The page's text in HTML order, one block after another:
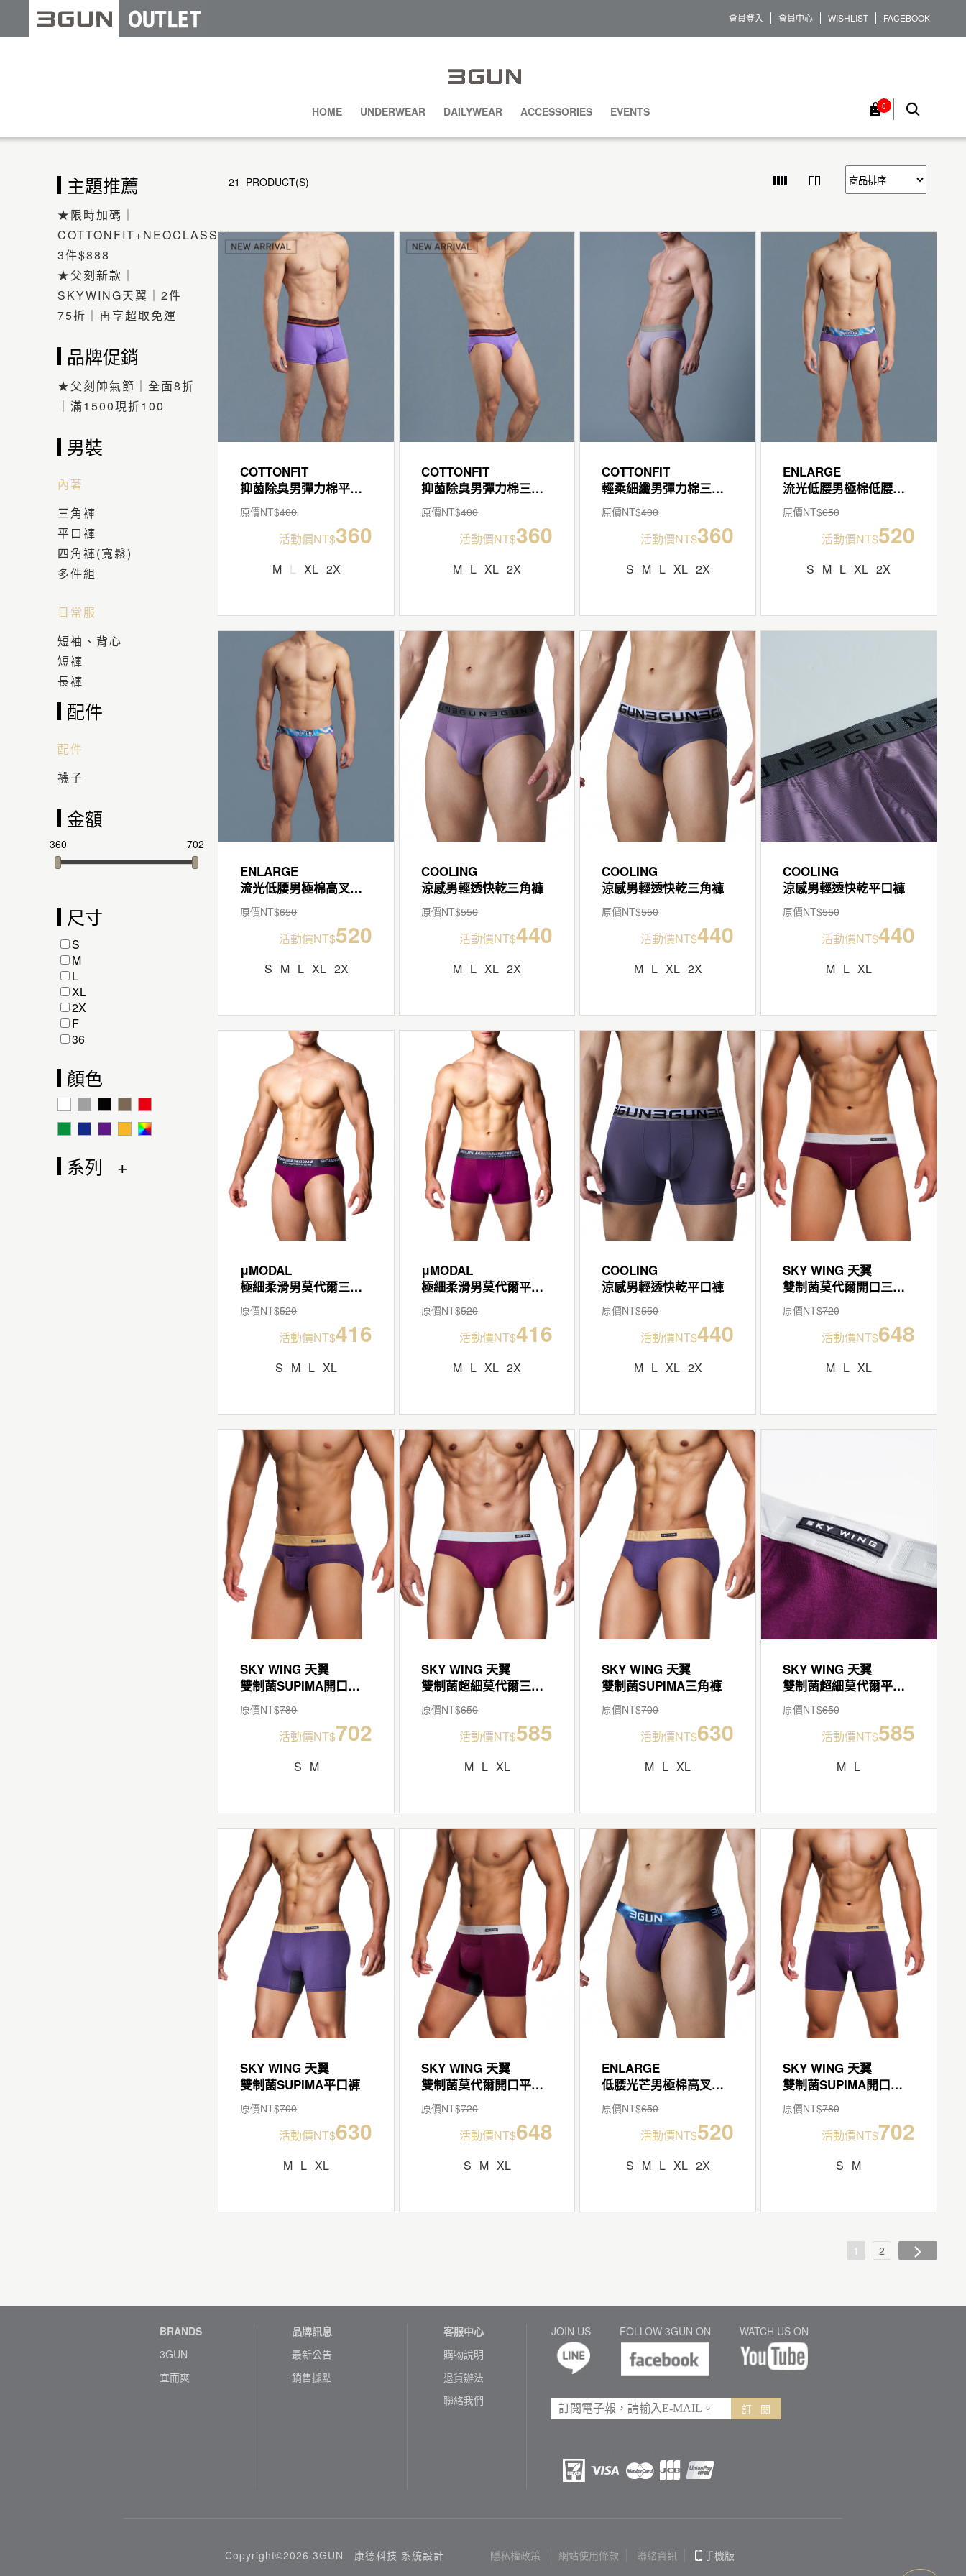
會員登入 會員中心 WISHLIST FACEBOOK
HOME UNDERWEAR DAILYWEAR ACCESSORIES EVENTS 0
主題推薦
★限時加碼｜
COTTONFIT+NEOCLASSIC
3件$888
★父刻新款｜
SKYWING天翼｜2件
75折｜再享超取免運
品牌促銷
★父刻帥氣節｜全面8折
｜滿1500現折100
男裝
內著
三角褲
平口褲
四角褲(寬鬆)
多件組
日常服
短袖、背心
短褲
長褲
配件
配件
襪子
金額
360 702
尺寸
S
M
L
XL
2X
F
36
顏色
系列
21 PRODUCT(S)
COTTONFIT
抑菌除臭男彈力棉平口褲
原價NT$400
活動價NT$360
M L XL 2X
COTTONFIT
抑菌除臭男彈力棉三角褲
原價NT$400
活動價NT$360
M L XL 2X
COTTONFIT
輕柔細纖男彈力棉三角褲
原價NT$400
活動價NT$360
S M L XL 2X
ENLARGE
流光低腰男極棉低腰三角褲
原價NT$650
活動價NT$520
S M L XL 2X
ENLARGE
流光低腰男極棉高叉三角褲
原價NT$650
活動價NT$520
S M L XL 2X
COOLING
涼感男輕透快乾三角褲
原價NT$550
活動價NT$440
M L XL 2X
COOLING
涼感男輕透快乾三角褲
原價NT$550
活動價NT$440
M L XL 2X
COOLING
涼感男輕透快乾平口褲
原價NT$550
活動價NT$440
M L XL
μMODAL
極細柔滑男莫代爾三角褲
原價NT$520
活動價NT$416
S M L XL
μMODAL
極細柔滑男莫代爾平口褲
原價NT$520
活動價NT$416
M L XL 2X
COOLING
涼感男輕透快乾平口褲
原價NT$550
活動價NT$440
M L XL 2X
SKY WING 天翼
雙制菌莫代爾開口三角褲
原價NT$720
活動價NT$648
M L XL
SKY WING 天翼
雙制菌SUPIMA開口三角褲
原價NT$780
活動價NT$702
S M
SKY WING 天翼
雙制菌超細莫代爾三角褲
原價NT$650
活動價NT$585
M L XL
SKY WING 天翼
雙制菌SUPIMA三角褲
原價NT$700
活動價NT$630
M L XL
SKY WING 天翼
雙制菌超細莫代爾平口褲
原價NT$650
活動價NT$585
M L
SKY WING 天翼
雙制菌SUPIMA平口褲
原價NT$700
活動價NT$630
M L XL
SKY WING 天翼
雙制菌莫代爾開口平口褲
原價NT$720
活動價NT$648
S M XL
ENLARGE
低腰光芒男極棉高叉三角褲
原價NT$650
活動價NT$520
S M L XL 2X
SKY WING 天翼
雙制菌SUPIMA開口平口褲
原價NT$780
活動價NT$702
S M
1 2
BRANDS
3GUN
宜而爽
品牌訊息
最新公告
銷售據點
客服中心
購物說明
退貨辦法
聯絡我們
JOIN US FOLLOW 3GUN ON WATCH US ON
訂 閱
Copyright©2026 3GUN 康德科技 系統設計 隱私權政策 網站使用條款 聯絡資訊 手機版